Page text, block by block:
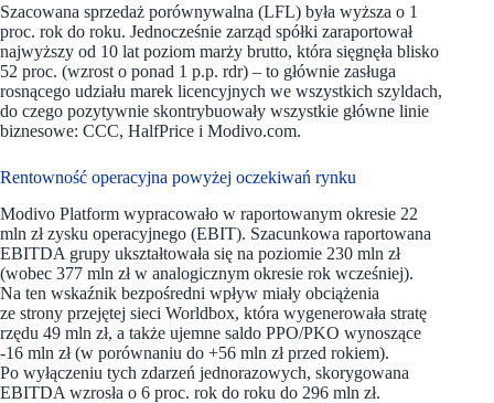
Szacowana sprzedaż porównywalna (LFL) była wyższa o 1
proc. rok do roku. Jednocześnie zarząd spółki zaraportował
najwyższy od 10 lat poziom marży brutto, która sięgnęła blisko
52 proc. (wzrost o ponad 1 p.p. rdr) – to głównie zasługa
rosnącego udziału marek licencyjnych we wszystkich szyldach,
do czego pozytywnie skontrybuowały wszystkie główne linie
biznesowe: CCC, HalfPrice i Modivo.com.
Rentowność operacyjna powyżej oczekiwań rynku
Modivo Platform wypracowało w raportowanym okresie 22
mln zł zysku operacyjnego (EBIT). Szacunkowa raportowana
EBITDA grupy ukształtowała się na poziomie 230 mln zł
(wobec 377 mln zł w analogicznym okresie rok wcześniej).
Na ten wskaźnik bezpośredni wpływ miały obciążenia
ze strony przejętej sieci Worldbox, która wygenerowała stratę
rzędu 49 mln zł, a także ujemne saldo PPO/PKO wynoszące
-16 mln zł (w porównaniu do +56 mln zł przed rokiem).
Po wyłączeniu tych zdarzeń jednorazowych, skorygowana
EBITDA wzrosła o 6 proc. rok do roku do 296 mln zł.